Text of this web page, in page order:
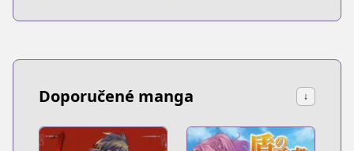
Doporučené manga ↓